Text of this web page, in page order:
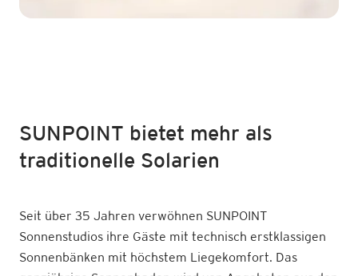
SUNPOINT bietet mehr als
traditionelle Solarien
Seit über 35 Jahren verwöhnen SUNPOINT
Sonnenstudios ihre Gäste mit technisch erstklassigen
Sonnenbänken mit höchstem Liegekomfort. Das